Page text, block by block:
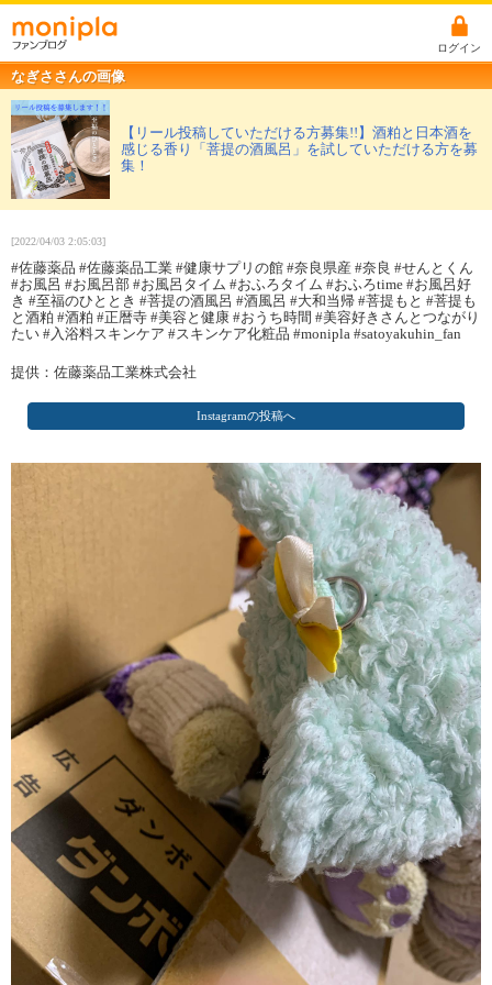
ログイン
なぎささんの画像
【リール投稿していただける方募集!!】酒粕と日本酒を
感じる香り「菩提の酒風呂」を試していただける方を募
集！
[2022/04/03 2:05:03]
#佐藤薬品 #佐藤薬品工業 #健康サプリの館 #奈良県産 #奈良 #せんとくん
#お風呂 #お風呂部 #お風呂タイム #おふろタイム #おふろtime #お風呂好
き #至福のひととき #菩提の酒風呂 #酒風呂 #大和当帰 #菩提もと #菩提も
と酒粕 #酒粕 #正暦寺 #美容と健康 #おうち時間 #美容好きさんとつながり
たい #入浴料スキンケア #スキンケア化粧品 #monipla #satoyakuhin_fan
提供：佐藤薬品工業株式会社
Instagramの投稿へ